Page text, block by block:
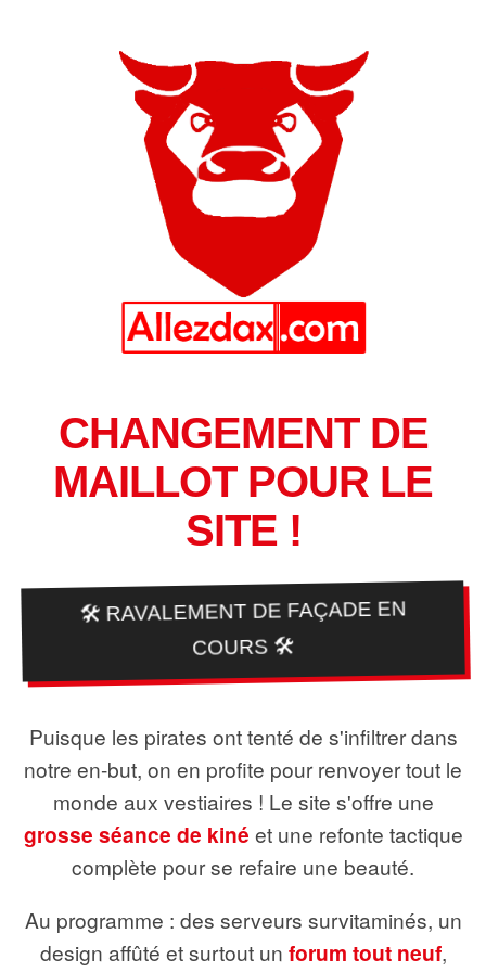
CHANGEMENT DE
MAILLOT POUR LE
SITE !
🛠️ RAVALEMENT DE FAÇADE EN
COURS 🛠️
Puisque les pirates ont tenté de s'infiltrer dans
notre en-but, on en profite pour renvoyer tout le
monde aux vestiaires ! Le site s'offre une
grosse séance de kiné et une refonte tactique
complète pour se refaire une beauté.
Au programme : des serveurs survitaminés, un
design affûté et surtout un forum tout neuf,